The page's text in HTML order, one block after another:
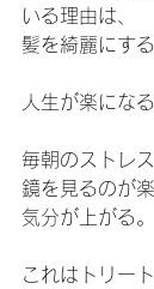
いる理由は、
髪を綺麗にす
人生が楽にな
毎朝のストレ
鏡を見るのが
気分が上がる。
これはトリー